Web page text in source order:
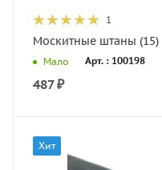
1
Москитные штаны (15)
Мало Арт. : 100198
487₽
Хит